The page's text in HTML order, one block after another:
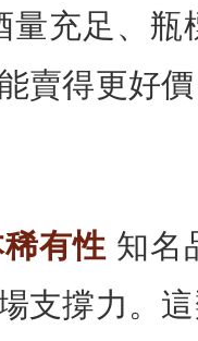
量充足、瓶
賣得更好
有性 知名
支撐力。